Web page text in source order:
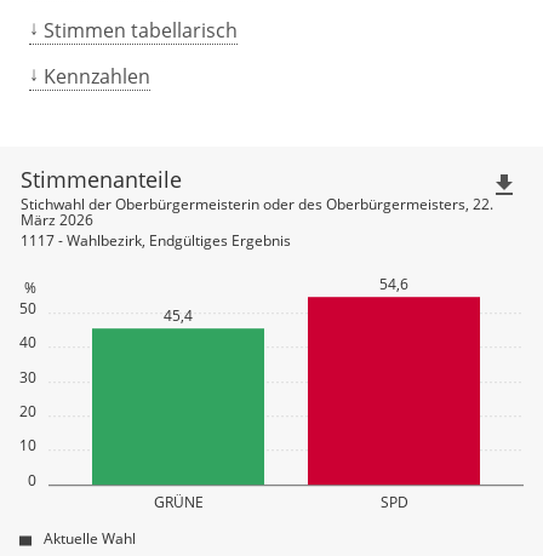
Stimmen tabellarisch
Kennzahlen
0
10
20
30
40
50
%
GRÜNE SPD
45,4
54,6
Stimmenanteile
Stichwahl der Oberbürgermeisterin oder des Oberbürgermeisters, 22.
März 2026
1117 - Wahlbezirk, Endgültiges Ergebnis
Aktuelle Wahl
file_download